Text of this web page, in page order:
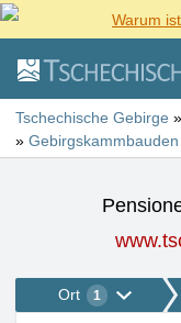
Warum
Tschechische Gebirge »
» Gebirgskammbauden
Ort 1